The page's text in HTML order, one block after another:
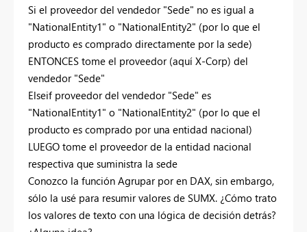
Si el proveedor del vendedor "Sede" no es igual a
"NationalEntity1" o "NationalEntity2" (por lo que el
producto es comprado directamente por la sede)
ENTONCES tome el proveedor (aquí X-Corp) del
vendedor "Sede"
Elseif proveedor del vendedor "Sede" es
"NationalEntity1" o "NationalEntity2" (por lo que el
producto es comprado por una entidad nacional)
LUEGO tome el proveedor de la entidad nacional
respectiva que suministra la sede
Conozco la función Agrupar por en DAX, sin embargo,
sólo la usé para resumir valores de SUMX. ¿Cómo trato
los valores de texto con una lógica de decisión detrás?